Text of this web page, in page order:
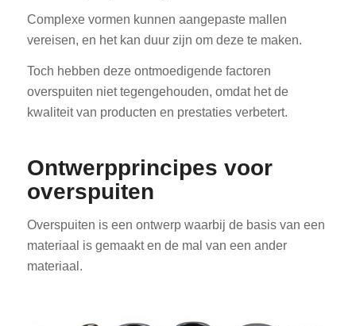
Complexe vormen kunnen aangepaste mallen
vereisen, en het kan duur zijn om deze te maken.
Toch hebben deze ontmoedigende factoren
overspuiten niet tegengehouden, omdat het de
kwaliteit van producten en prestaties verbetert.
Ontwerpprincipes voor
overspuiten
Overspuiten is een ontwerp waarbij de basis van een
materiaal is gemaakt en de mal van een ander
materiaal.